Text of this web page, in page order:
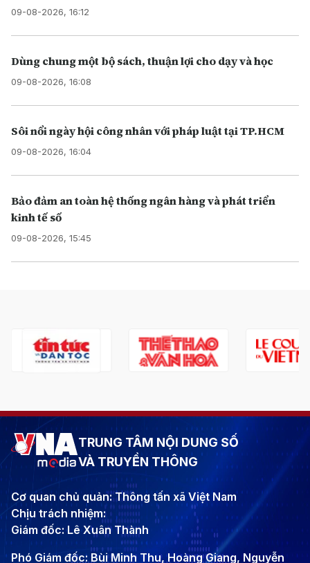
09-08-2026, 16:12
Dùng chung một bộ sách, thuận lợi cho dạy và học
09-08-2026, 16:08
Sôi nổi ngày hội công nhân với pháp luật tại TP.HCM
09-08-2026, 16:04
Bảo đảm an toàn hệ thống ngân hàng và phát triển
kinh tế số
09-08-2026, 15:45
TRUNG TÂM NỘI DUNG SỐ
VÀ TRUYỀN THÔNG
Cơ quan chủ quản: Thông tấn xã Việt Nam
Chịu trách nhiệm:
Giám đốc: Lê Xuân Thành
Phó Giám đốc: Bùi Minh Thu, Hoàng Giang, Nguyễn